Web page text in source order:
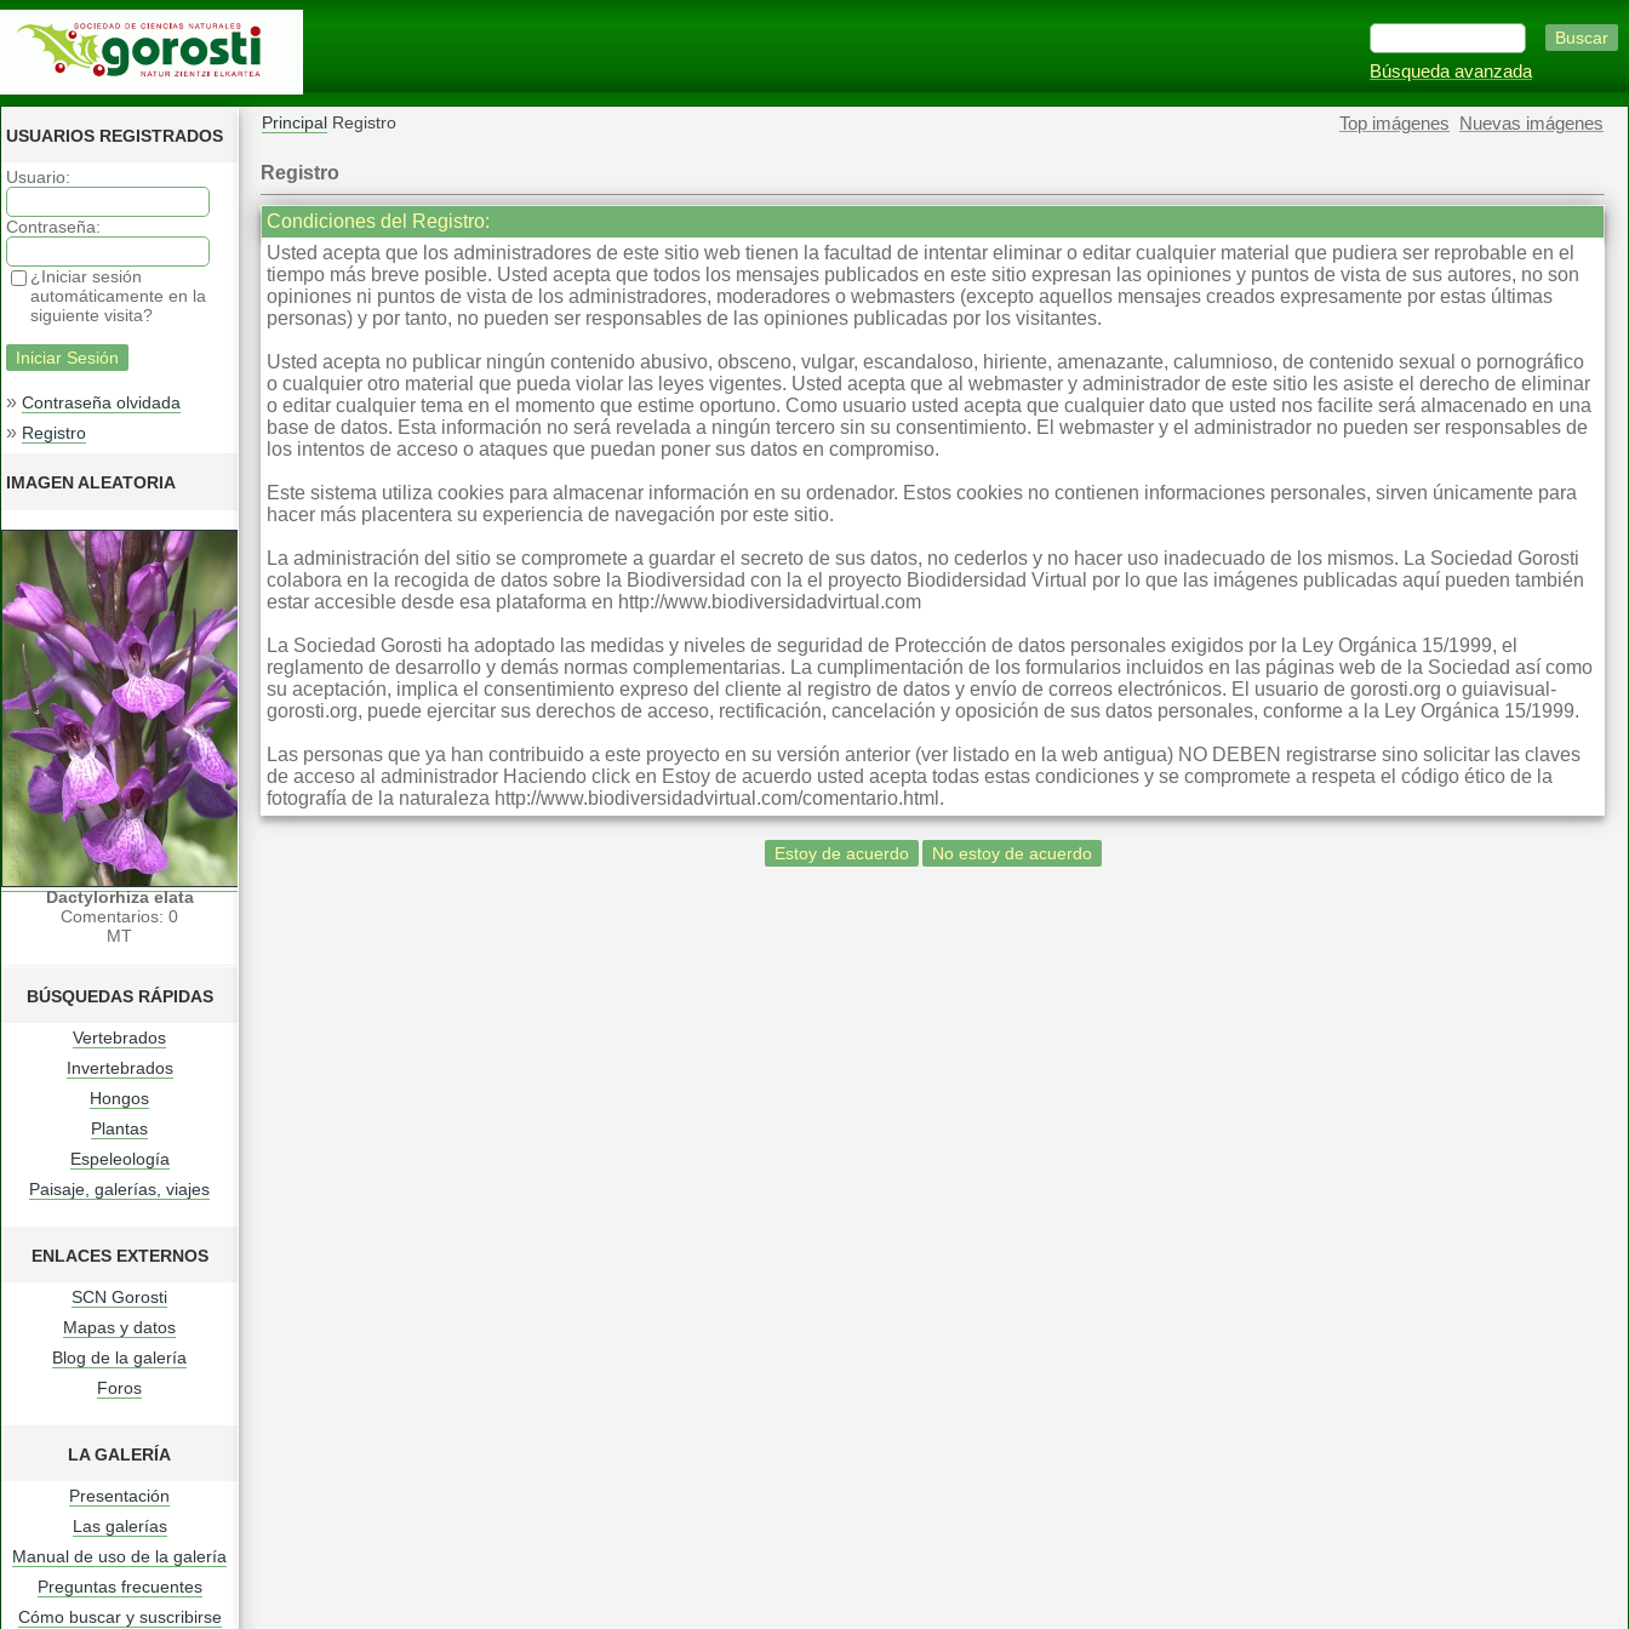
Búsqueda avanzada
USUARIOS REGISTRADOS
Usuario:
Contraseña:
¿Iniciar sesión
automáticamente en la
siguiente visita?
» Contraseña olvidada
» Registro
IMAGEN ALEATORIA
Dactylorhiza elata
Comentarios: 0
MT
BÚSQUEDAS RÁPIDAS
Vertebrados
Invertebrados
Hongos
Plantas
Espeleología
Paisaje, galerías, viajes
ENLACES EXTERNOS
SCN Gorosti
Mapas y datos
Blog de la galería
Foros
LA GALERÍA
Presentación
Las galerías
Manual de uso de la galería
Preguntas frecuentes
Cómo buscar y suscribirse
Principal Registro Top imágenes Nuevas imágenes
Registro
Condiciones del Registro:
Usted acepta que los administradores de este sitio web tienen la facultad de intentar eliminar o editar cualquier material que pudiera ser reprobable en el
tiempo más breve posible. Usted acepta que todos los mensajes publicados en este sitio expresan las opiniones y puntos de vista de sus autores, no son
opiniones ni puntos de vista de los administradores, moderadores o webmasters (excepto aquellos mensajes creados expresamente por estas últimas
personas) y por tanto, no pueden ser responsables de las opiniones publicadas por los visitantes.
Usted acepta no publicar ningún contenido abusivo, obsceno, vulgar, escandaloso, hiriente, amenazante, calumnioso, de contenido sexual o pornográfico
o cualquier otro material que pueda violar las leyes vigentes. Usted acepta que al webmaster y administrador de este sitio les asiste el derecho de eliminar
o editar cualquier tema en el momento que estime oportuno. Como usuario usted acepta que cualquier dato que usted nos facilite será almacenado en una
base de datos. Esta información no será revelada a ningún tercero sin su consentimiento. El webmaster y el administrador no pueden ser responsables de
los intentos de acceso o ataques que puedan poner sus datos en compromiso.
Este sistema utiliza cookies para almacenar información en su ordenador. Estos cookies no contienen informaciones personales, sirven únicamente para
hacer más placentera su experiencia de navegación por este sitio.
La administración del sitio se compromete a guardar el secreto de sus datos, no cederlos y no hacer uso inadecuado de los mismos. La Sociedad Gorosti
colabora en la recogida de datos sobre la Biodiversidad con la el proyecto Biodidersidad Virtual por lo que las imágenes publicadas aquí pueden también
estar accesible desde esa plataforma en http://www.biodiversidadvirtual.com
La Sociedad Gorosti ha adoptado las medidas y niveles de seguridad de Protección de datos personales exigidos por la Ley Orgánica 15/1999, el
reglamento de desarrollo y demás normas complementarias. La cumplimentación de los formularios incluidos en las páginas web de la Sociedad así como
su aceptación, implica el consentimiento expreso del cliente al registro de datos y envío de correos electrónicos. El usuario de gorosti.org o guiavisual-
gorosti.org, puede ejercitar sus derechos de acceso, rectificación, cancelación y oposición de sus datos personales, conforme a la Ley Orgánica 15/1999.
Las personas que ya han contribuido a este proyecto en su versión anterior (ver listado en la web antigua) NO DEBEN registrarse sino solicitar las claves
de acceso al administrador Haciendo click en Estoy de acuerdo usted acepta todas estas condiciones y se compromete a respeta el código ético de la
fotografía de la naturaleza http://www.biodiversidadvirtual.com/comentario.html.